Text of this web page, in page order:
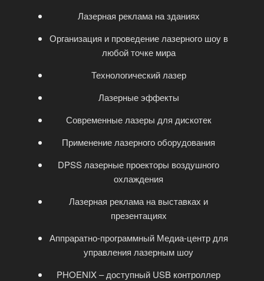
Лазерная реклама на зданиях
Организация и проведение лазерного шоу в
любой точке мира
Технологический лазер
Лазерные эффекты
Современные лазеры для дискотек
Применение лазерного оборудования
DPSS лазерные проекторы воздушного
охлаждения
Лазерная реклама на выставках и
презентациях
Аппраратно-программный Медиа-центр для
управления лазерным шоу
PHOENIX – доступный USB контроллер